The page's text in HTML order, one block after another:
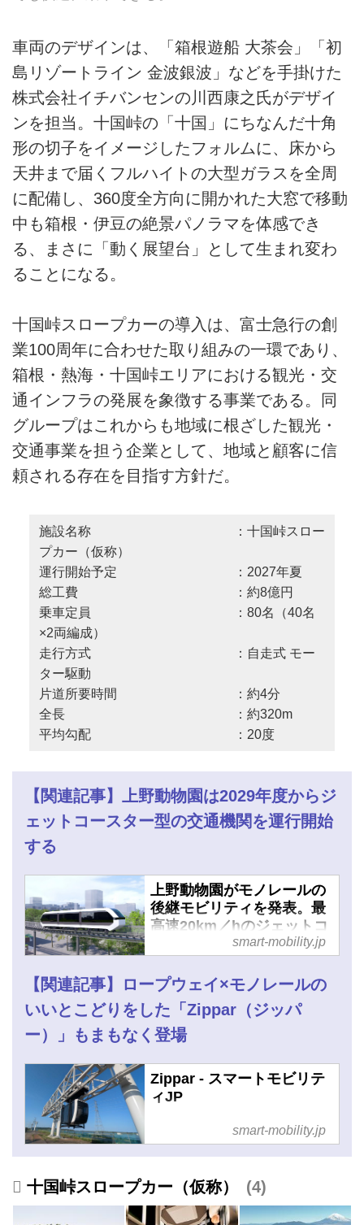
車両のデザインは、「箱根遊船 大茶会」「初
島リゾートライン 金波銀波」などを手掛けた
株式会社イチバンセンの川西康之氏がデザイ
ンを担当。十国峠の「十国」にちなんだ十角
形の切子をイメージしたフォルムに、床から
天井まで届くフルハイトの大型ガラスを全周
に配備し、360度全方向に開かれた大窓で移動
中も箱根・伊豆の絶景パノラマを体感でき
る、まさに「動く展望台」として生まれ変わ
ることになる。
十国峠スロープカーの導入は、富士急行の創
業100周年に合わせた取り組みの一環であり、
箱根・熱海・十国峠エリアにおける観光・交
通インフラの発展を象徴する事業である。同
グループはこれからも地域に根ざした観光・
交通事業を担う企業として、地域と顧客に信
頼される存在を目指す方針だ。
施設名称 ：十国峠スロー
プカー（仮称）
運行開始予定 ：2027年夏
総工費 ：約8億円
乗車定員 ：80名（40名
×2両編成）
走行方式 ：自走式 モー
ター駆動
片道所要時間 ：約4分
全長 ：約320m
平均勾配 ：20度
【関連記事】上野動物園は2029年度からジ
ェットコースター型の交通機関を運行開始
する
上野動物園がモノレールの
後継モビリティを発表。最
高速20km／hのジェットコ
ースター型を2029年度に運
ティJP
smart-mobility.jp
【関連記事】ロープウェイ×モノレールの
いいとこどりをした「Zippar（ジッパ
ー）」もまもなく登場
Zippar - スマートモビリテ
ィJP
smart-mobility.jp
十国峠スロープカー（仮称） 4